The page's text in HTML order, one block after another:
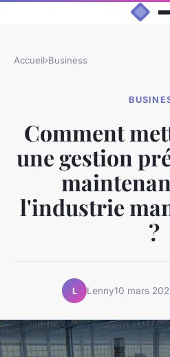
Accueil›Business
Comment
une gestion
l'industrie
?
L Lenny10 mars